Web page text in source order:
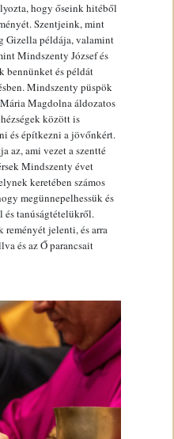
hogy őseink hitéből
Szentjeink, mint
Gizella példája, valamint
Mindszenty József és
bennünket és példát
Mindszenty püspök
Magdolna áldozatos
között is
és építkezni a jövőnkért.
az, ami vezet a szentté
Mindszenty évet
keretében számos
megünnepelhessük és
és tanúságtételükről.
jelenti, és arra
és az Ő parancsait